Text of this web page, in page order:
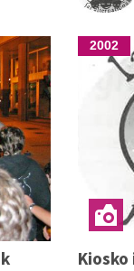
2002